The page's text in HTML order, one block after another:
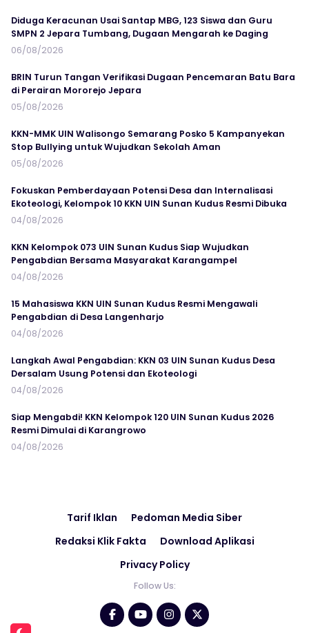
Diduga Keracunan Usai Santap MBG, 123 Siswa dan Guru
SMPN 2 Jepara Tumbang, Dugaan Mengarah ke Daging
06/08/2026
BRIN Turun Tangan Verifikasi Dugaan Pencemaran Batu Bara
di Perairan Mororejo Jepara
05/08/2026
KKN-MMK UIN Walisongo Semarang Posko 5 Kampanyekan
Stop Bullying untuk Wujudkan Sekolah Aman
05/08/2026
Fokuskan Pemberdayaan Potensi Desa dan Internalisasi
Ekoteologi, Kelompok 10 KKN UIN Sunan Kudus Resmi Dibuka
04/08/2026
KKN Kelompok 073 UIN Sunan Kudus Siap Wujudkan
Pengabdian Bersama Masyarakat Karangampel
04/08/2026
15 Mahasiswa KKN UIN Sunan Kudus Resmi Mengawali
Pengabdian di Desa Langenharjo
04/08/2026
Langkah Awal Pengabdian: KKN 03 UIN Sunan Kudus Desa
Dersalam Usung Potensi dan Ekoteologi
04/08/2026
Siap Mengabdi! KKN Kelompok 120 UIN Sunan Kudus 2026
Resmi Dimulai di Karangrowo
04/08/2026
Tarif Iklan
Pedoman Media Siber
Redaksi Klik Fakta
Download Aplikasi
Privacy Policy
Follow Us: